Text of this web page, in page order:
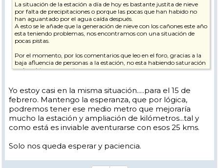
La situación de la estación a día de hoy es bastante justita de nieve
por falta de precipitaciones o porque las pocas que han habido no
han aguantado por el agua caída después.
A esto se le añade que la generación de nieve con los cañones este año
esta teniendo problemas, nos encontramos con una situación de
pocas pistas.
Por el momento, por los comentarios que leo en el foro, gracias a la
baja afluencia de personas a la estación, no esta habiendo saturación
en las pistas o remontes.
podría cancelar) para finales de febrero, concretamente esquiando 28
febrero y 1, 2 y 3 de marzo. Estas fechas coinciden con el puente de
Andalucía, con lo que la estación suele tener una mayor afluencia.
Si la estación estuviera a tope de nieve con practicamente la
totalidad abierta no me preocuparía, pero si se mantiene así, si que
veo posible problema de saturación en pistas y remontes.
Yo pienso que de aquí a un mes debería caer nieve y dejar la estación
disfrutona.
Yo estoy casi en la misma situación.....para el 15 de
febrero. Mantengo la esperanza, que por lógica,
podremos tener ese medio metro que mejoraría
mucho la estación y ampliación de kilómetros...tal y
como está es inviable aventurarse con esos 25 kms.
Solo nos queda esperar y paciencia.